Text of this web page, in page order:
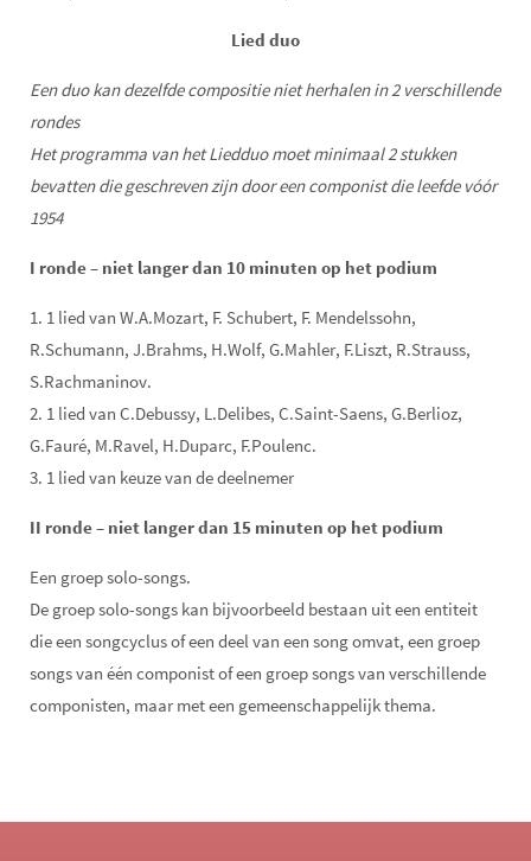
Lied duo
Een duo kan dezelfde compositie niet herhalen in 2 verschillende
rondes
Het programma van het Liedduo moet minimaal 2 stukken
bevatten die geschreven zijn door een componist die leefde vóór
1954
I ronde – niet langer dan 10 minuten op het podium
1. 1 lied van W.A.Mozart, F. Schubert, F. Mendelssohn,
R.Schumann, J.Brahms, H.Wolf, G.Mahler, F.Liszt, R.Strauss,
S.Rachmaninov.
2. 1 lied van C.Debussy, L.Delibes, C.Saint-Saens, G.Berlioz,
G.Fauré, M.Ravel, H.Duparc, F.Poulenc.
3. 1 lied van keuze van de deelnemer
II ronde – niet langer dan 15 minuten op het podium
Een groep solo-songs.
De groep solo-songs kan bijvoorbeeld bestaan uit een entiteit
die een songcyclus of een deel van een song omvat, een groep
songs van één componist of een groep songs van verschillende
componisten, maar met een gemeenschappelijk thema.